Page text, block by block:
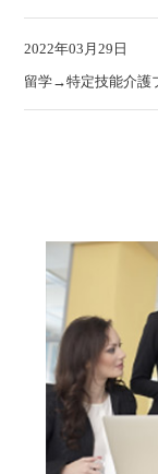
2022年03月29日
留学→特定技能介護